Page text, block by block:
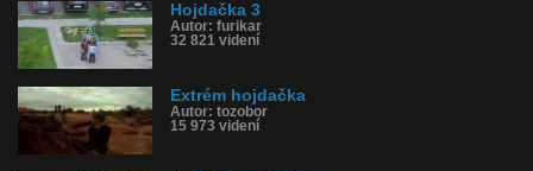
Hojdačka 3
Autor: furikar
32 821 videní
Extrém hojdačka
Autor: tozobor
15 973 videní